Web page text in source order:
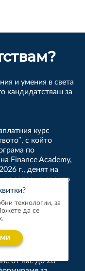
и умения в света
кандидатстваш за
курс
с който
по
на Finance Academy,
2026 г., денят на
да запазиш своето
от нас до 28
технологии, за
да се